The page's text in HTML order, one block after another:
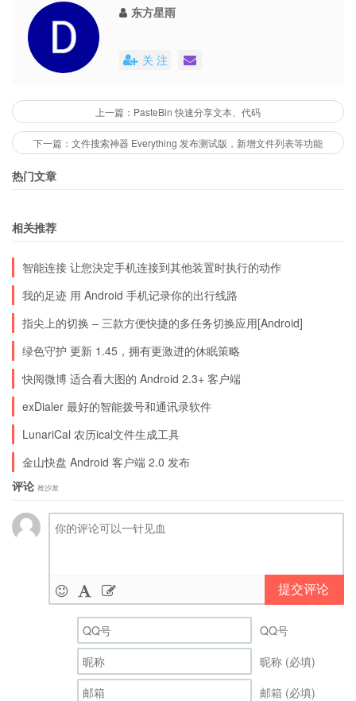
东方星雨
关 注
上一篇：PasteBin 快速分享文本、代码
下一篇：文件搜索神器 Everything 发布测试版，新增文件列表等功能
热门文章
相关推荐
智能连接 让您決定手机连接到其他装置时执行的动作
我的足迹 用 Android 手机记录你的出行线路
指尖上的切换 – 三款方便快捷的多任务切换应用[Android]
绿色守护 更新 1.45，拥有更激进的休眠策略
快阅微博 适合看大图的 Android 2.3+ 客户端
exDialer 最好的智能拨号和通讯录软件
LunariCal 农历ical文件生成工具
金山快盘 Android 客户端 2.0 发布
评论 抢沙发
提交评论
QQ号
昵称 (必填)
邮箱 (必填)